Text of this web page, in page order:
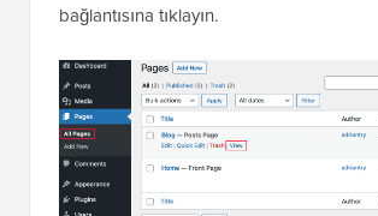
bağlantısına tıklayın.